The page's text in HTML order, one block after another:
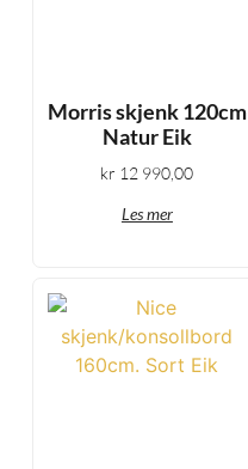
Morris skjenk 120cm
Natur Eik
kr 12 990,00
Les mer